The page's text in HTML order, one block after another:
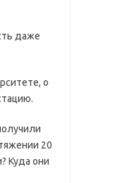
даже
о
20
Куда они